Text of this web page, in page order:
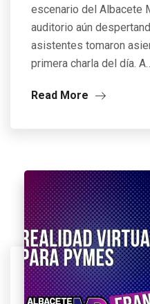
escenario del Albacete
auditorio aún
asistentes tomaron
primera charla del día.
Read More